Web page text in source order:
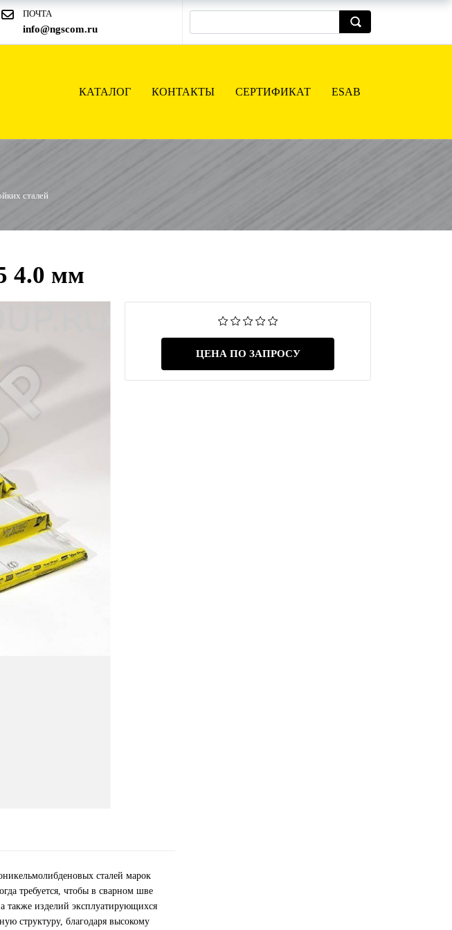
ПОЧТА
info@ngscom.ru
КАТАЛОГ КОНТАКТЫ СЕРТИФИКАТ ESAB
сталей
4.0 мм
ЦЕНА ПО ЗАПРОСУ
сталей марок
требуется, чтобы в сварном шве
также изделий эксплуатирующихся
структуру, благодаря высокому